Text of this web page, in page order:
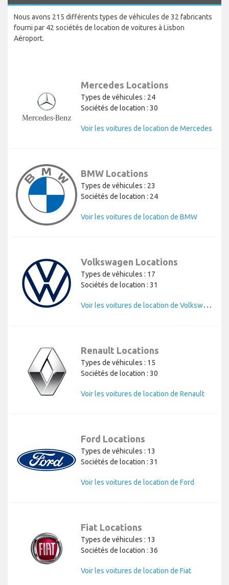
Nous avons 215 différents types de véhicules de 32 fabricants
fourni par 42 sociétés de location de voitures à Lisbon
Aéroport.
Mercedes Locations
Types de véhicules : 24
Sociétés de location : 30
Voir les voitures de location de Mercedes
BMW Locations
Types de véhicules : 23
Sociétés de location : 24
Voir les voitures de location de BMW
Volkswagen Locations
Types de véhicules : 17
Sociétés de location : 31
V
oir les voitures de location de Volkswagen
Renault Locations
Types de véhicules : 15
Sociétés de location : 30
Voir les voitures de location de Renault
Ford Locations
Types de véhicules : 13
Sociétés de location : 31
Voir les voitures de location de Ford
Fiat Locations
Types de véhicules : 13
Sociétés de location : 36
Voir les voitures de location de Fiat